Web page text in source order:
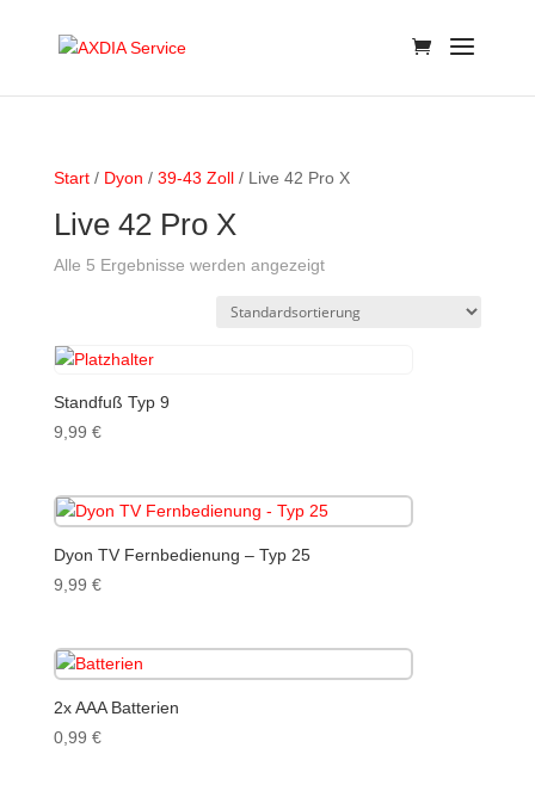
Start/ Dyon / 39-43 Zoll/ Live 42 Pro X
Live 42 Pro X
Alle 5 Ergebnisse werden angezeigt
Standfuß Typ 9
9,99 €
Dyon TV Fernbedienung – Typ 25
9,99 €
2x AAA Batterien
0,99 €